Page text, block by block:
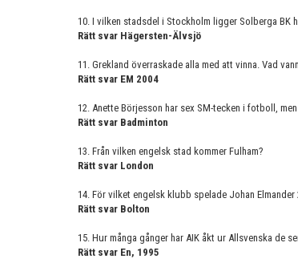
10. I vilken stadsdel i Stockholm ligger Solberga BK
Rätt svar Hägersten-Älvsjö
11. Grekland överraskade alla med att vinna. Vad
Rätt svar EM 2004
12. Anette Börjesson har sex SM-tecken i fotboll,
Rätt svar Badminton
13. Från vilken engelsk stad kommer Fulham?
Rätt svar London
14. För vilket engelsk klubb spelade Johan Elmander
Rätt svar Bolton
15. Hur många gånger har AIK åkt ur Allsvenska de
Rätt svar En, 1995